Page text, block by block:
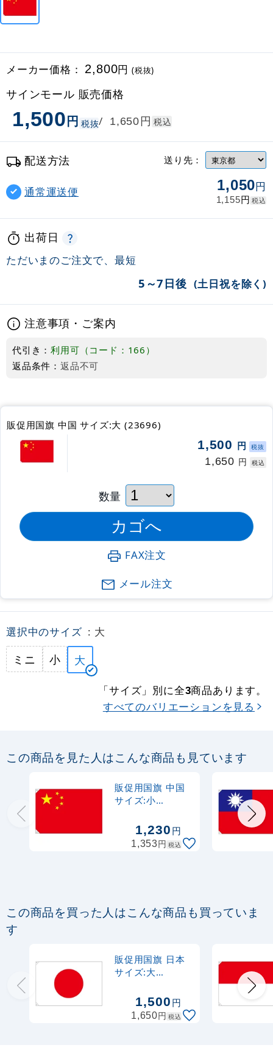
メーカー価格： 2,800円(税抜)
サインモール 販売価格
1,500円 税抜/ 1,650円 税込
配送方法 送り先：
通常運送便 1,050円
1,155円 税込
出荷日
ただいまのご注文で、最短
5～7日後 (土日祝を除く)
注意事項・ご案内
代引き：利用可（コード：166）
返品条件： 返品不可
販促用国旗 中国 サイズ:大 (23696)
1,500 円 税抜
1,650 円 税込
数量
FAX注文
メール注文
選択中のサイズ : 大
ミニ 小 大
「サイズ」別に全3商品あります。
すべてのバリエーションを見る
この商品を見た人はこんな商品も見ています
販促用国旗 中国
サイズ:小
1,230円
1,353円 税込
この商品を買った人はこんな商品も買っていま
す
販促用国旗 日本
サイズ:大
1,500円
1,650円 税込